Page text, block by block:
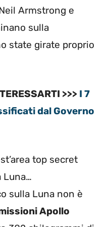
Armstrong e
sulla
state girate proprio
>>> I 7
dal Governo
top secret
Luna…
sulla Luna non è
Apollo